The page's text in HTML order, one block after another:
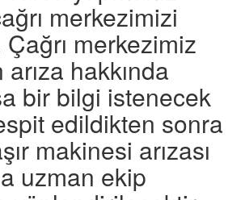
merkezimizi
Çağrı merkezimiz
hakkında
bir bilgi istenecek
edildikten sonra
makinesi arızası
uzman ekip